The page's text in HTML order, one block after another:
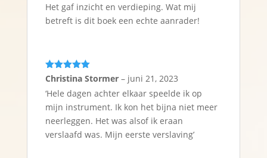
Het gaf inzicht en verdieping. Wat mij
betreft is dit boek een echte aanrader!
Gewaardeerd
5uit 5
Christina Stormer – juni 21, 2023
‘Hele dagen achter elkaar speelde ik op
mijn instrument. Ik kon het bijna niet meer
neerleggen. Het was alsof ik eraan
verslaafd was. Mijn eerste verslaving’